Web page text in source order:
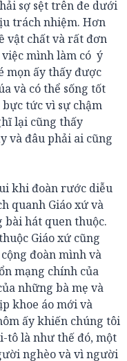
sợ sệt trên đe dưới
trách nhiệm. Hơn
vật chất và rất đơn
mình làm có ‎ ý
mọn ấy thấy được
và có thể sống tốt
tức vì sự chậm
lại cũng thấy
và đâu phải ai cũng
khi đoàn rước diễu
quanh Giáo xứ và
hát quen thuộc.
Giáo xứ cũng
đoàn mình và
mạng chính của
những bà mẹ và
khoe áo mới và
ấy khiến chúng tôi
tô là như thế đó, một
nghèo và vì người